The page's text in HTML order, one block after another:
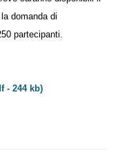
saranno disponibili il
domanda di
partecipanti.
- 244 kb)